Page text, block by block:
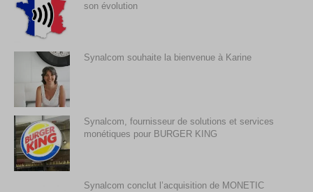
son évolution
Synalcom souhaite la bienvenue à Karine
Synalcom, fournisseur de solutions et services
monétiques pour BURGER KING
Synalcom conclut l’acquisition de MONETIC